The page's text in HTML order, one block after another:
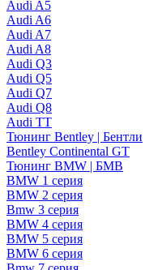
Audi A5
Audi A6
Audi A7
Audi A8
Audi Q3
Audi Q5
Audi Q7
Audi Q8
Audi TT
Тюнинг Bentley | Бентли
Bentley Continental GT
Тюнинг BMW | БМВ
BMW 1 серия
BMW 2 серия
Bmw 3 серия
BMW 4 серия
BMW 5 серия
BMW 6 серия